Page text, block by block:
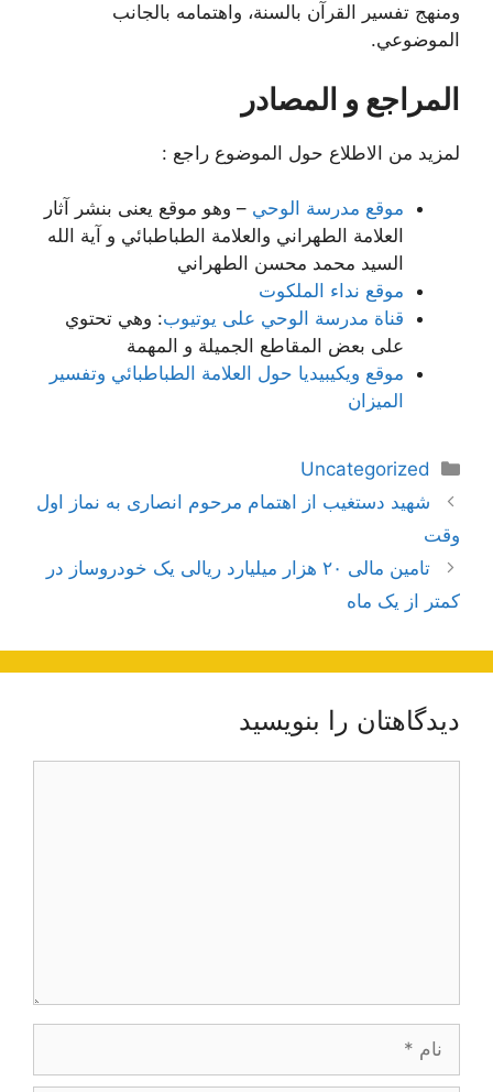
ومنهج تفسير القرآن بالسنة، واهتمامه بالجانب
الموضوعي.
المراجع و المصادر
لمزيد من الاطلاع حول الموضوع راجع :
موقع مدرسة الوحي – وهو موقع يعنى بنشر آثار
العلامة الطهراني والعلامة الطباطبائي و آية الله
السيد محمد محسن الطهراني
موقع نداء الملكوت
قناة مدرسة الوحي على يوتيوب: وهي تحتوي
على بعض المقاطع الجميلة و المهمة
موقع ويكيبيديا حول العلامة الطباطبائي وتفسير
الميزان
دسته‌ها
Uncategorized
ناوبری
نوشته‌ها
شهید دستغیب از اهتمام مرحوم انصاری به نماز اول
وقت
تامین مالی ۲۰ هزار میلیارد ریالی یک خودروساز در
کمتر از یک ماه
دیدگاهتان را بنویسید